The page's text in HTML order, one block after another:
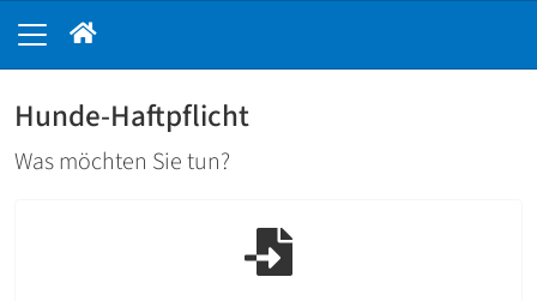
Hunde-Haftpflicht
Was möchten Sie tun?